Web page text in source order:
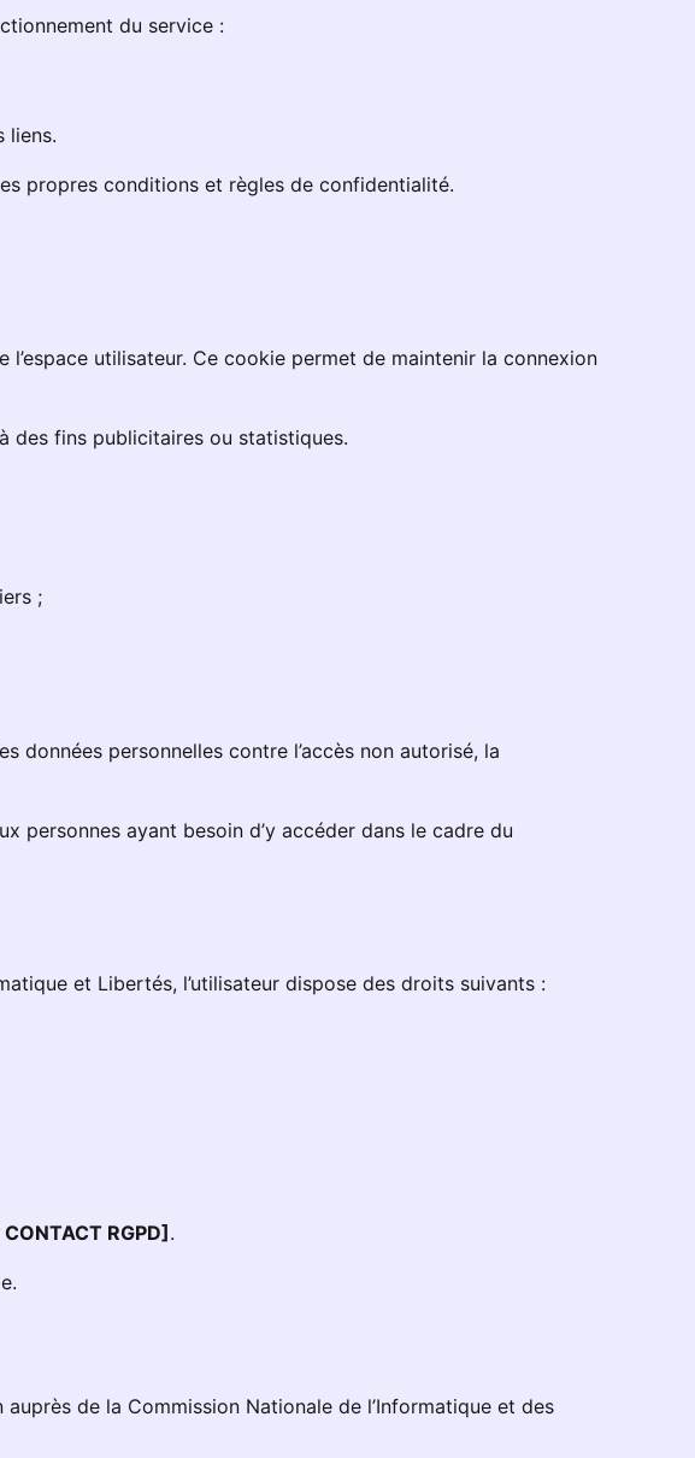
du service :
liens.
propres conditions et règles de confidentialité.
utilisateur. Ce cookie permet de maintenir la connexion
des fins publicitaires ou statistiques.
;
données personnelles contre l’accès non autorisé, la
personnes ayant besoin d’y accéder dans le cadre du
et Libertés, l’utilisateur dispose des droits suivants :
RGPD] .
de la Commission Nationale de l’Informatique et des